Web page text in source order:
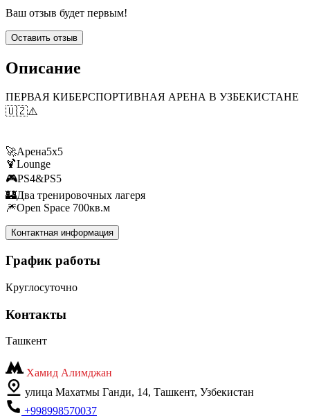
Ваш отзыв будет первым!
Оставить отзыв
Описание
ПЕРВАЯ КИБЕРСПОРТИВНАЯ АРЕНА В УЗБЕКИСТАНЕ
🇺🇿⚠️
🚀Арена5х5
🍹Lounge
🎮PS4&PS5
🏰Два тренировочных лагеря
🎆Open Space 700кв.м
Контактная информация
График работы
Круглосуточно
Контакты
Ташкент
Хамид Алимджан
улица Махатмы Ганди, 14, Ташкент, Узбекистан
+998998570037